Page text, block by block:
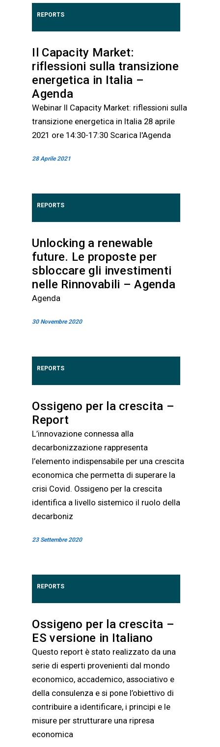
REPORTS
Il Capacity Market:
riflessioni sulla transizione
energetica in Italia –
Agenda
Webinar Il Capacity Market: riflessioni sulla
transizione energetica in Italia 28 aprile
2021 ore 14:30-17:30 Scarica l'Agenda
28 Aprile 2021
REPORTS
Unlocking a renewable
future. Le proposte per
sbloccare gli investimenti
nelle Rinnovabili – Agenda
Agenda
30 Novembre 2020
REPORTS
Ossigeno per la crescita –
Report
L’innovazione connessa alla
decarbonizzazione rappresenta
l’elemento indispensabile per una crescita
economica che permetta di superare la
crisi Covid. Ossigeno per la crescita
identifica a livello sistemico il ruolo della
decarboniz
23 Settembre 2020
REPORTS
Ossigeno per la crescita –
ES versione in Italiano
Questo report è stato realizzato da una
serie di esperti provenienti dal mondo
economico, accademico, associativo e
della consulenza e si pone l’obiettivo di
contribuire a identificare, i principi e le
misure per strutturare una ripresa
economica